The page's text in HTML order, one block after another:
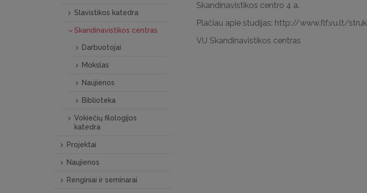
Skandinavistikos centro 4 a.
Plačiau apie studijas: http://www.flf.vu.lt/
VU Skandinavistikos centras
Slavistikos katedra
Skandinavistikos centras
Darbuotojai
Mokslas
Naujienos
Biblioteka
Vokiečių filologijos
katedra
Projektai
Naujienos
Renginiai ir seminarai